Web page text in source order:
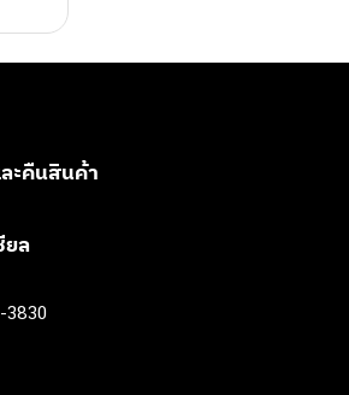
ะคืนสินค้า
ยล
3830